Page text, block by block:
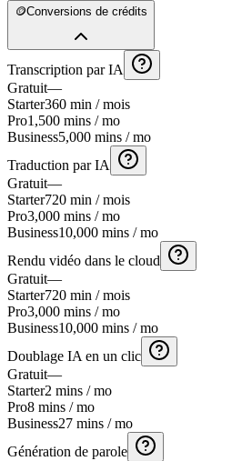
🪙Conversions de crédits
Transcription par IA
Gratuit—
Starter360 min / mois
Pro1,500 mins / mo
Business5,000 mins / mo
Traduction par IA
Gratuit—
Starter720 min / mois
Pro3,000 mins / mo
Business10,000 mins / mo
Rendu vidéo dans le cloud
Gratuit—
Starter720 min / mois
Pro3,000 mins / mo
Business10,000 mins / mo
Doublage IA en un clic
Gratuit—
Starter2 mins / mo
Pro8 mins / mo
Business27 mins / mo
Génération de parole